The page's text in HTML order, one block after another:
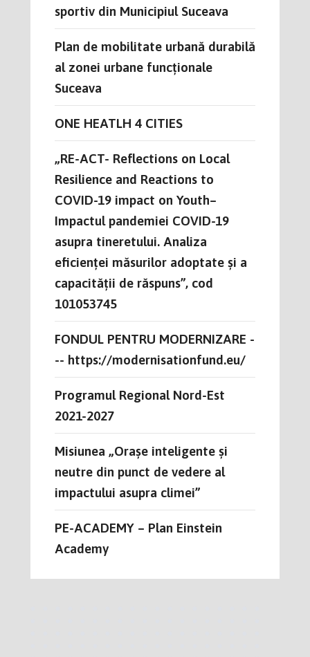
sportiv din Municipiul Suceava
Plan de mobilitate urbană durabilă
al zonei urbane funcționale
Suceava
ONE HEATLH 4 CITIES
„RE-ACT- Reflections on Local
Resilience and Reactions to
COVID-19 impact on Youth–
Impactul pandemiei COVID-19
asupra tineretului. Analiza
eficienței măsurilor adoptate și a
capacității de răspuns”, cod
101053745
FONDUL PENTRU MODERNIZARE -
-- https://modernisationfund.eu/
Programul Regional Nord-Est
2021-2027
Misiunea „Orașe inteligente și
neutre din punct de vedere al
impactului asupra climei”
PE-ACADEMY – Plan Einstein
Academy